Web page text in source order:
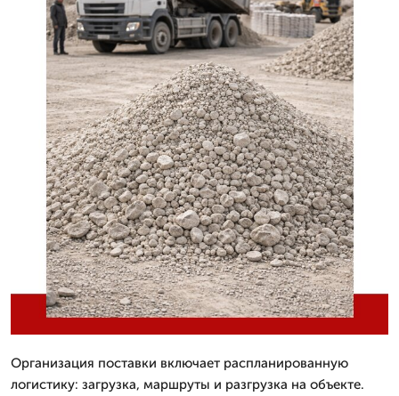
Организация поставки включает распланированную
логистику: загрузка, маршруты и разгрузка на объекте.